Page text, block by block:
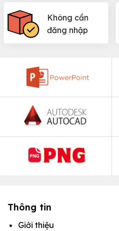
Không cần
đăng nhập
Thông tin
Giới thiệu